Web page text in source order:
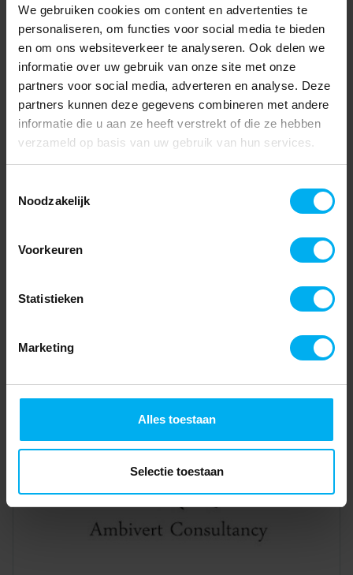
We gebruiken cookies om content en advertenties te
personaliseren, om functies voor social media te bieden
en om ons websiteverkeer te analyseren. Ook delen we
informatie over uw gebruik van onze site met onze
partners voor social media, adverteren en analyse. Deze
partners kunnen deze gegevens combineren met andere
informatie die u aan ze heeft verstrekt of die ze hebben
verzameld op basis van uw gebruik van hun services.
Noodzakelijk
Voorkeuren
Statistieken
Marketing
Alles toestaan
Selectie toestaan